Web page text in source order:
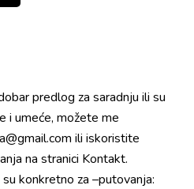
predlog za saradnju ili su
i umeće, možete me
ili iskoristite
na stranici Kontakt.
konkretno za –putovanja: